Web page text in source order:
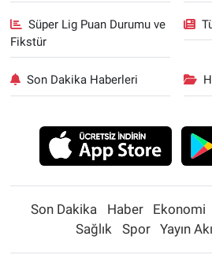
Süper Lig Puan Durumu ve
Fikstür
Son Dakika Haberleri
Son Dakika Haber Ekonomi
Sağlık
Spor Yayın